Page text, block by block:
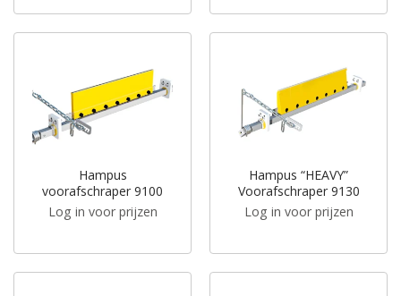
Hampus
voorafschraper 9100
Log in voor prijzen
Hampus “HEAVY”
Voorafschraper 9130
Log in voor prijzen